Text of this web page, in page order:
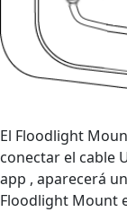
El Floodlight
conectar el cable
app , aparecerá
Floodlight Mount